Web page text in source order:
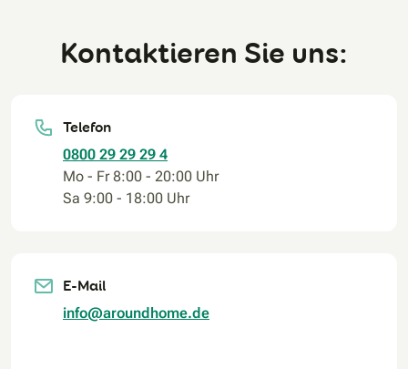
Kontaktieren Sie uns:
Telefon
0800 29 29 29 4
Mo - Fr 8:00 - 20:00 Uhr
Sa 9:00 - 18:00 Uhr
E-Mail
info@aroundhome.de